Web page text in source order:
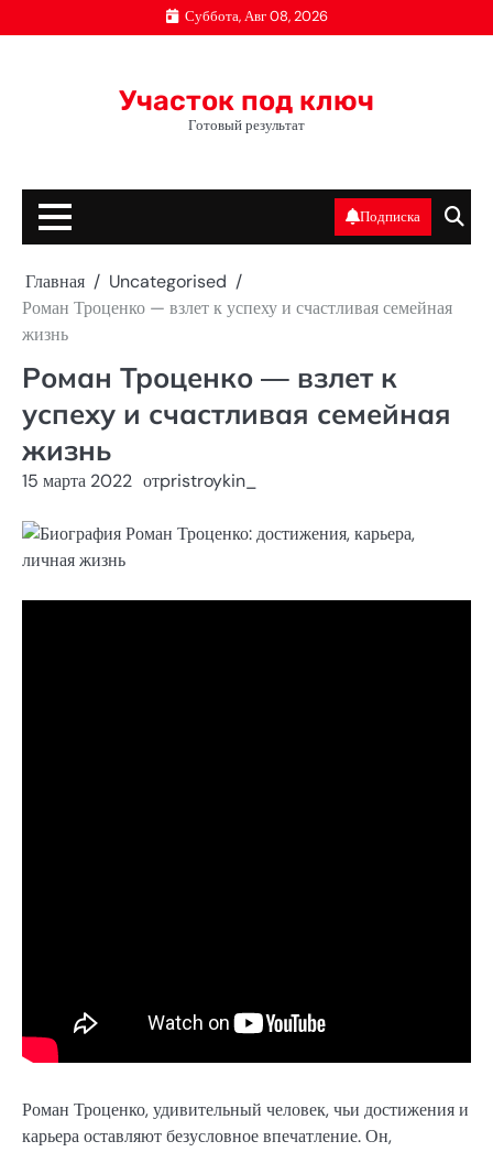
к
Суббота, Авг 08, 2026
Участок под ключ
Готовый результат
Подписка
Главная
Uncategorised
Роман Троценко — взлет к успеху и счастливая семейная
жизнь
Роман Троценко — взлет к
успеху и счастливая семейная
жизнь
15 марта 2022 отpristroykin_
Роман Троценко, удивительный человек, чьи достижения и
карьера оставляют безусловное впечатление. Он,